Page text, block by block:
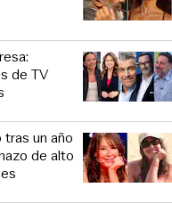
de TV
tras un año
de alto